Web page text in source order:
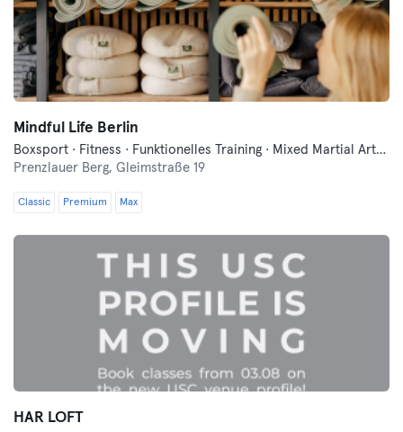
Mindful Life Berlin
Boxsport · Fitness · Funktionelles Training · Mixed Martial Arts · Pilates · Yoga
Prenzlauer Berg, Gleimstraße 19
Classic Premium Max
HAR LOFT